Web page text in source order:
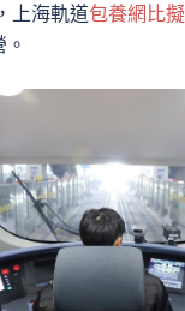
上海軌道包養網比擬